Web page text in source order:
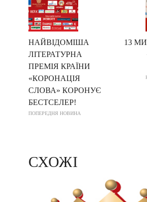
НАЙВІДОМІША
ЛІТЕРАТУРНА
ПРЕМІЯ КРАЇНИ
«КОРОНАЦІЯ
СЛОВА» КОРОНУЄ
БЕСТСЕЛЕР!
ПОПЕРЕДНЯ НОВИНА
13
СХОЖІ